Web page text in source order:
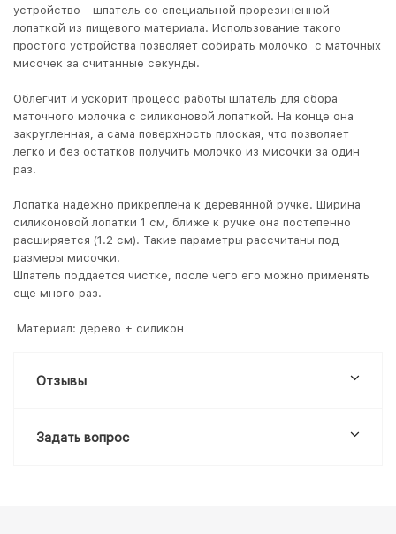
устройство - шпатель со специальной прорезиненной
лопаткой из пищевого материала. Использование такого
простого устройства позволяет собирать молочко с маточных
мисочек за считанные секунды.
Облегчит и ускорит процесс работы шпатель для сбора
маточного молочка с силиконовой лопаткой. На конце она
закругленная, а сама поверхность плоская, что позволяет
легко и без остатков получить молочко из мисочки за один
раз.
Лопатка надежно прикреплена к деревянной ручке. Ширина
силиконовой лопатки 1 см, ближе к ручке она постепенно
расширяется (1.2 см). Такие параметры рассчитаны под
размеры мисочки.
Шпатель поддается чистке, после чего его можно применять
еще много раз.
Материал: дерево + силикон
Отзывы
Задать вопрос